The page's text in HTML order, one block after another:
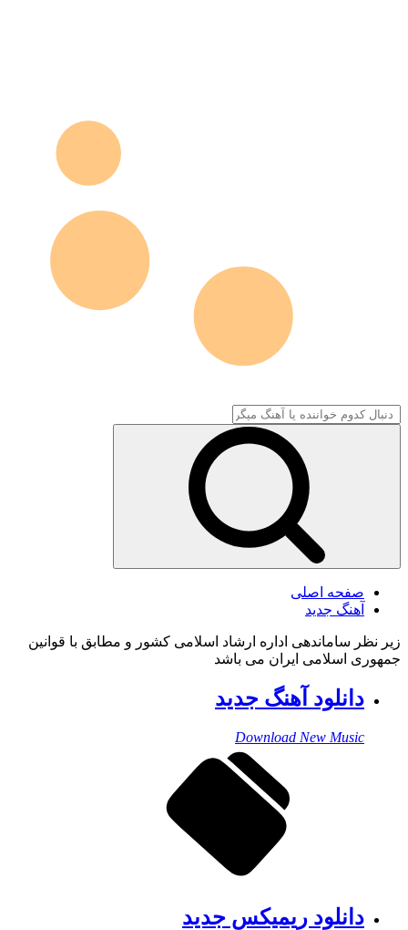
صفحه اصلی
آهنگ جدید
زیر نظر ساماندهی اداره ارشاد اسلامی کشور و مطابق با قوانین
جمهوری اسلامی ایران می باشد
دانلود آهنگ جدید
Download New Music
دانلود ریمیکس جدید